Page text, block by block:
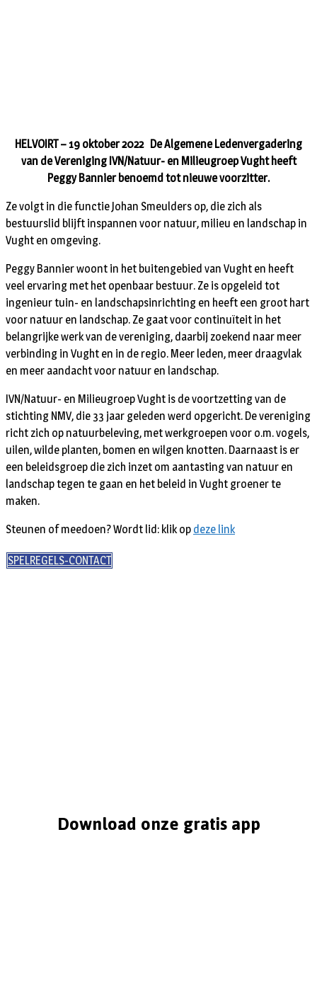
HELVOIRT – 19 oktober 2022 De Algemene Ledenvergadering
van de Vereniging IVN/Natuur- en Milieugroep Vught heeft
Peggy Bannier benoemd tot nieuwe voorzitter.
Ze volgt in die functie Johan Smeulders op, die zich als
bestuurslid blijft inspannen voor natuur, milieu en landschap in
Vught en omgeving.
Peggy Bannier woont in het buitengebied van Vught en heeft
veel ervaring met het openbaar bestuur. Ze is opgeleid tot
ingenieur tuin- en landschapsinrichting en heeft een groot hart
voor natuur en landschap. Ze gaat voor continuïteit in het
belangrijke werk van de vereniging, daarbij zoekend naar meer
verbinding in Vught en in de regio. Meer leden, meer draagvlak
en meer aandacht voor natuur en landschap.
IVN/Natuur- en Milieugroep Vught is de voortzetting van de
stichting NMV, die 33 jaar geleden werd opgericht. De vereniging
richt zich op natuurbeleving, met werkgroepen voor o.m. vogels,
uilen, wilde planten, bomen en wilgen knotten. Daarnaast is er
een beleidsgroep die zich inzet om aantasting van natuur en
landschap tegen te gaan en het beleid in Vught groener te
maken.
Steunen of meedoen? Wordt lid: klik op deze link
SPELREGELS-CONTACT
Download onze gratis app